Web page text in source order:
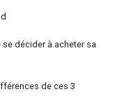
se décider à acheter sa
de ces 3